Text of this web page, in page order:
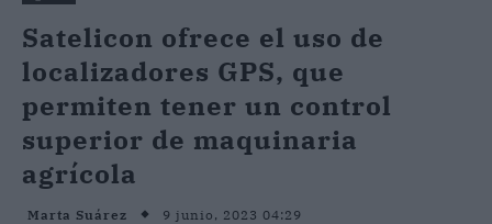
Satelicon ofrece el uso de
localizadores GPS, que
permiten tener un control
superior de maquinaria
agrícola
Marta Suárez 9 junio, 2023 04:29